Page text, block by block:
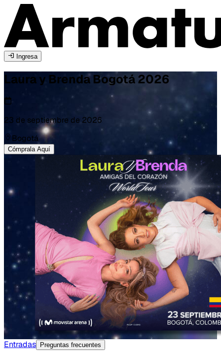
Ingresa
Laura y BrendaBogotá2026
23 de septiembre de 2026
Bogotá
Cómprala Aquí
Entradas Preguntas frecuentes